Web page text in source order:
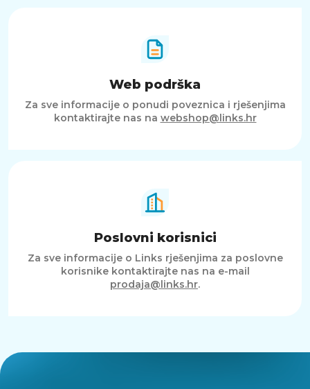
Web podrška
Za sve informacije o ponudi poveznica i rješenjima
kontaktirajte nas na webshop@links.hr
Poslovni korisnici
Za sve informacije o Links rješenjima za poslovne
korisnike kontaktirajte nas na e-mail
prodaja@links.hr.